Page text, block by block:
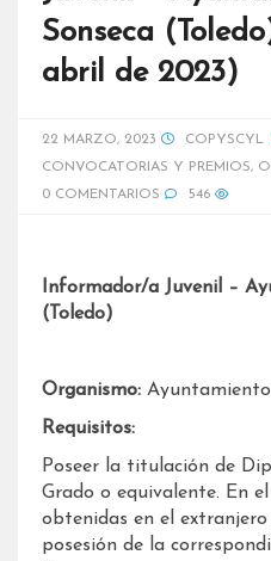
Sonseca
abril de 2023)
22 MARZO, 2023
COPYSCYL
CONVOCATORIAS Y PREMIOS,
0 COMENTARIOS
546
Informador/a Juvenil –
(Toledo)
Organismo: Ayuntamiento
Requisitos:
Poseer la titulación de
Grado o equivalente. En
obtenidas en el
posesión de la